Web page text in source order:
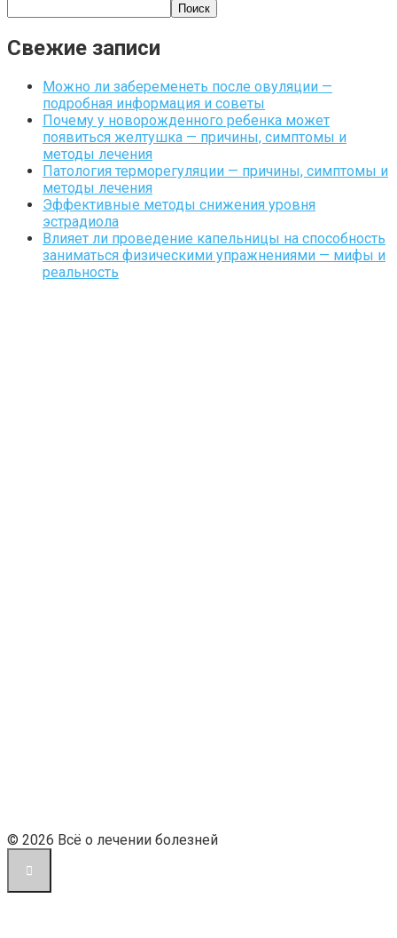
Поиск
Свежие записи
Можно ли забеременеть после овуляции —
подробная информация и советы
Почему у новорожденного ребенка может
появиться желтушка — причины, симптомы и
методы лечения
Патология терморегуляции — причины, симптомы и
методы лечения
Эффективные методы снижения уровня
эстрадиола
Влияет ли проведение капельницы на способность
заниматься физическими упражнениями — мифы и
реальность
© 2026 Всё о лечении болезней